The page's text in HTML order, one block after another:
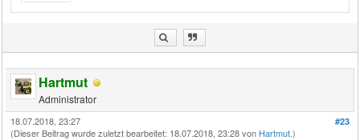
Hartmut
Administrator
#23
18.07.2018, 23:27
(Dieser Beitrag wurde zuletzt bearbeitet: 18.07.2018, 23:28 von Hartmut.)